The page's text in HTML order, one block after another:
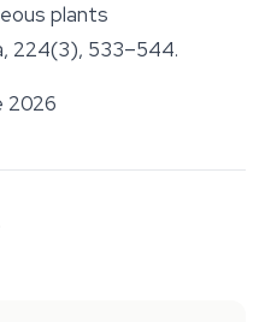
plants
, 224(3), 533–544.
2026